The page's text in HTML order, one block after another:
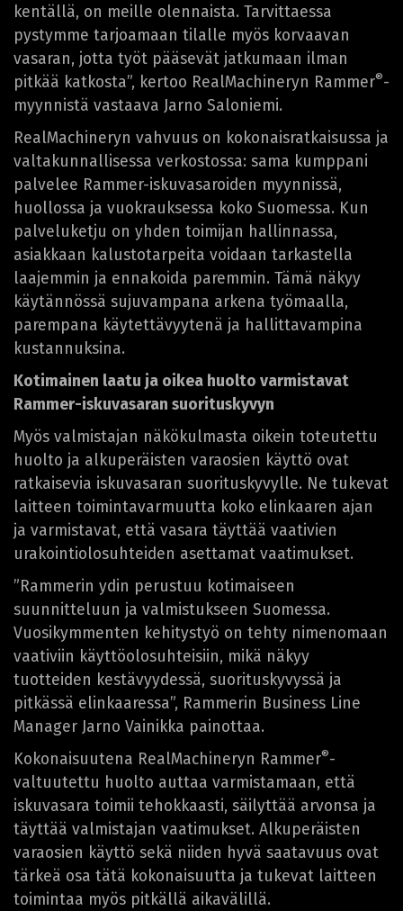
kentällä, on meille olennaista. Tarvittaessa
pystymme tarjoamaan tilalle myös korvaavan
vasaran, jotta työt pääsevät jatkumaan ilman
pitkää katkosta”, kertoo RealMachineryn Rammer®-
myynnistä vastaava Jarno Saloniemi.
RealMachineryn vahvuus on kokonaisratkaisussa ja
valtakunnallisessa verkostossa: sama kumppani
palvelee Rammer-iskuvasaroiden myynnissä,
huollossa ja vuokrauksessa koko Suomessa. Kun
palveluketju on yhden toimijan hallinnassa,
asiakkaan kalustotarpeita voidaan tarkastella
laajemmin ja ennakoida paremmin. Tämä näkyy
käytännössä sujuvampana arkena työmaalla,
parempana käytettävyytenä ja hallittavampina
kustannuksina.
Kotimainen laatu ja oikea huolto varmistavat
Rammer-iskuvasaran suorituskyvyn
Myös valmistajan näkökulmasta oikein toteutettu
huolto ja alkuperäisten varaosien käyttö ovat
ratkaisevia iskuvasaran suorituskyvylle. Ne tukevat
laitteen toimintavarmuutta koko elinkaaren ajan
ja varmistavat, että vasara täyttää vaativien
urakointiolosuhteiden asettamat vaatimukset.
”Rammerin ydin perustuu kotimaiseen
suunnitteluun ja valmistukseen Suomessa.
Vuosikymmenten kehitystyö on tehty nimenomaan
vaativiin käyttöolosuhteisiin, mikä näkyy
tuotteiden kestävyydessä, suorituskyvyssä ja
pitkässä elinkaaressa”, Rammerin Business Line
Manager Jarno Vainikka painottaa.
Kokonaisuutena RealMachineryn Rammer®-
valtuutettu huolto auttaa varmistamaan, että
iskuvasara toimii tehokkaasti, säilyttää arvonsa ja
täyttää valmistajan vaatimukset. Alkuperäisten
varaosien käyttö sekä niiden hyvä saatavuus ovat
tärkeä osa tätä kokonaisuutta ja tukevat laitteen
toimintaa myös pitkällä aikavälillä.